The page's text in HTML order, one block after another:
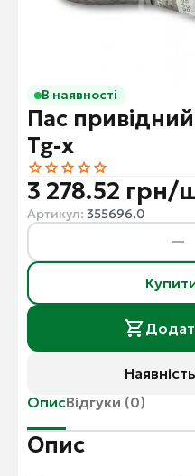
В наявності
Пас
Tg-x
3 278.52 грн/
Артикул: 355696.0
ОписВідгуки (0)
Опис